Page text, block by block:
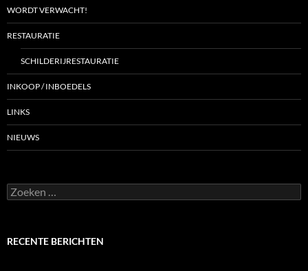
WORDT VERWACHT!
RESTAURATIE
SCHILDERIJRESTAURATIE
INKOOP / INBOEDELS
LINKS
NIEUWS
Zoeken
naar:
RECENTE BERICHTEN